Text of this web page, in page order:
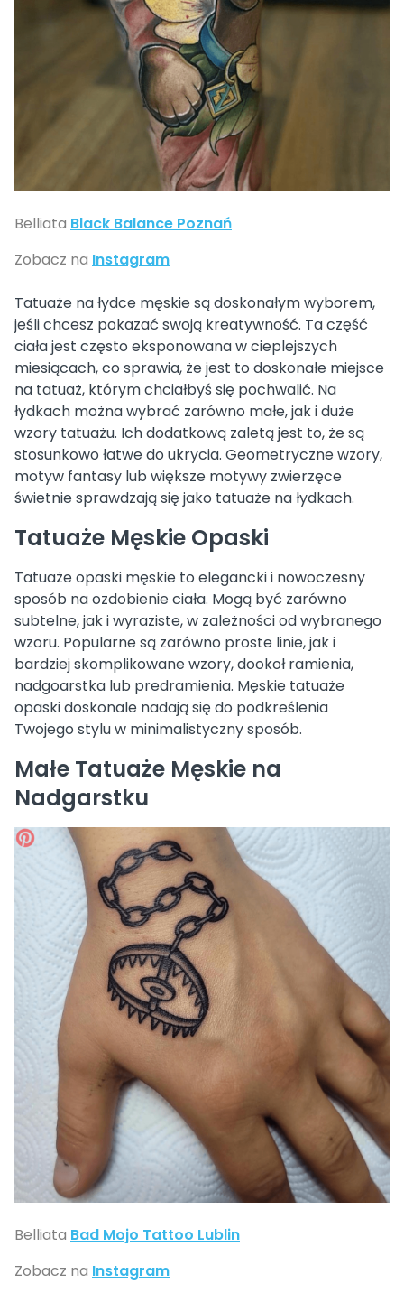
Belliata Black Balance Poznań
Zobacz na Instagram
Tatuaże na łydce męskie są doskonałym wyborem,
jeśli chcesz pokazać swoją kreatywność. Ta część
ciała jest często eksponowana w cieplejszych
miesiącach, co sprawia, że jest to doskonałe miejsce
na tatuaż, którym chciałbyś się pochwalić. Na
łydkach można wybrać zarówno małe, jak i duże
wzory tatuażu. Ich dodatkową zaletą jest to, że są
stosunkowo łatwe do ukrycia. Geometryczne wzory,
motyw fantasy lub większe motywy zwierzęce
świetnie sprawdzają się jako tatuaże na łydkach.
Tatuaże Męskie Opaski
Tatuaże opaski męskie to elegancki i nowoczesny
sposób na ozdobienie ciała. Mogą być zarówno
subtelne, jak i wyraziste, w zależności od wybranego
wzoru. Popularne są zarówno proste linie, jak i
bardziej skomplikowane wzory, dookoł ramienia,
nadgoarstka lub predramienia. Męskie tatuaże
opaski doskonale nadają się do podkreślenia
Twojego stylu w minimalistyczny sposób.
Małe Tatuaże Męskie na
Nadgarstku
Belliata Bad Mojo Tattoo Lublin
Zobacz na Instagram